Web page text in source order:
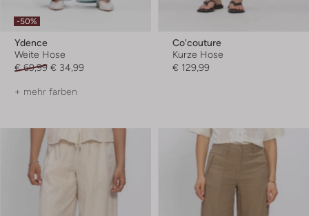
-50%
Ydence
Weite Hose
€ 69,99 € 34,99
+ mehr farben
Co'couture
Kurze Hose
€ 129,99